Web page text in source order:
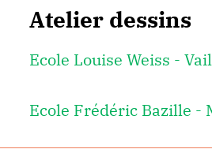
Atelier dessins
Ecole Louise Weiss -
Ecole Frédéric Bazille -